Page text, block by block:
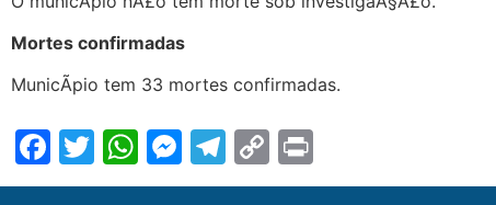
Mortes confirmadas
MunicÃ­pio tem 33 mortes confirmadas.
Facebook
Twitter
WhatsApp
Messenger
Telegram
Copy
Link